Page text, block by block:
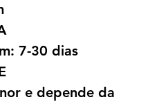
7-30 dias
e depende da